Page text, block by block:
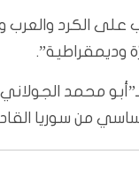
على الكرد
وديمقراطية”.
محمد
من سوريا